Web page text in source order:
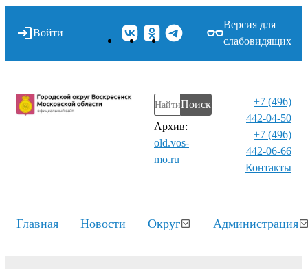
Войти
Версия для
слабовидящих
Поиск
Архив:
old.vos-
mo.ru
+7 (496)
442-04-50
+7 (496)
442-06-66
Контакты⁠
Главная Новости Округ Администрация